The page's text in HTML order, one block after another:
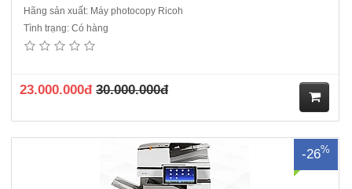
Hãng sản xuất: Máy photocopy Ricoh
Tình trạng: Có hàng
23.000.000đ 30.000.000đ
ua
-26%
Máy photocopy Ricoh MP 4055.ĐQSD - RENEW máy cao cấp cho văn
phòng tại sao khách hàng lại không lựa chọn, một chiếc máy đáp ứng